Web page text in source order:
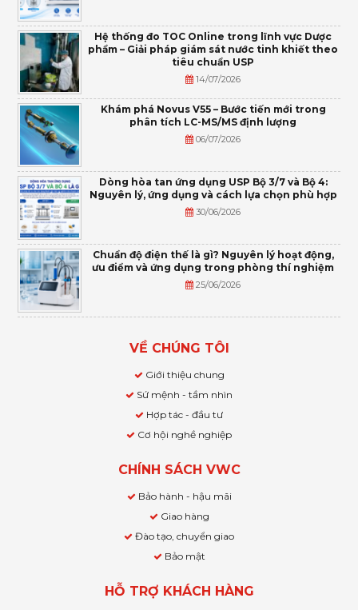
Hệ thống đo TOC Online trong lĩnh vực Dược
phẩm – Giải pháp giám sát nước tinh khiết theo
tiêu chuẩn USP
14/07/2026
Khám phá Novus V55 – Bước tiến mới trong
phân tích LC-MS/MS định lượng
06/07/2026
Dòng hòa tan ứng dụng USP Bộ 3/7 và Bộ 4:
Nguyên lý, ứng dụng và cách lựa chọn phù hợp
30/06/2026
Chuẩn độ điện thế là gì? Nguyên lý hoạt động,
ưu điểm và ứng dụng trong phòng thí nghiệm
25/06/2026
VỀ CHÚNG TÔI
Giới thiệu chung
Sứ mệnh - tầm nhìn
Hợp tác - đầu tư
Cơ hội nghề nghiệp
CHÍNH SÁCH VWC
Bảo hành - hậu mãi
Giao hàng
Đào tạo, chuyển giao
Bảo mật
HỖ TRỢ KHÁCH HÀNG